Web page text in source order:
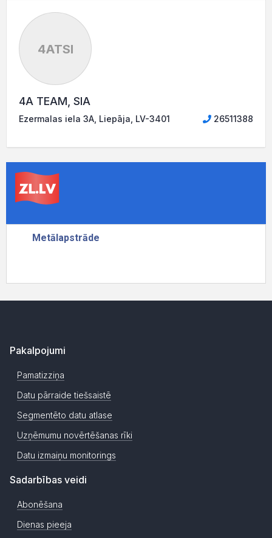
4ATSI
4A TEAM, SIA
Ezermalas iela 3A, Liepāja, LV-3401 26511388
Pakalpojumi
Pamatizziņa
Datu pārraide tiešsaistē
Segmentēto datu atlase
Uzņēmumu novērtēšanas rīki
Datu izmaiņu monitorings
Sadarbības veidi
Abonēšana
Dienas pieeja